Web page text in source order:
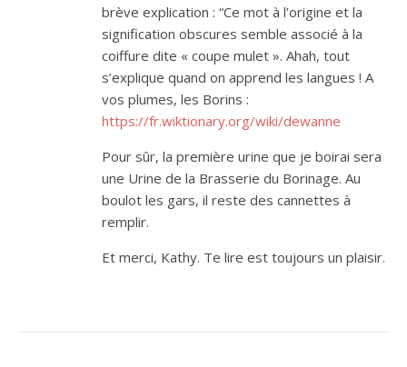
brève explication : “Ce mot à l’origine et la
signification obscures semble associé à la
coiffure dite « coupe mulet ». Ahah, tout
s’explique quand on apprend les langues ! A
vos plumes, les Borins :
https://fr.wiktionary.org/wiki/dewanne
Pour sûr, la première urine que je boirai sera
une Urine de la Brasserie du Borinage. Au
boulot les gars, il reste des cannettes à
remplir.
Et merci, Kathy. Te lire est toujours un plaisir.